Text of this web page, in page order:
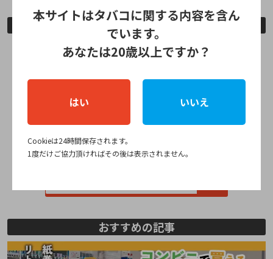
公式ストア情報
全国のIQOSショップ
全国のPloom Shop
おすすめの記事
本サイトはタバコに関する内容を含ん
でいます。
あなたは20歳以上ですか？
はい いいえ
Cookieは24時間保存されます。
1度だけご協力頂ければその後は表示されません。